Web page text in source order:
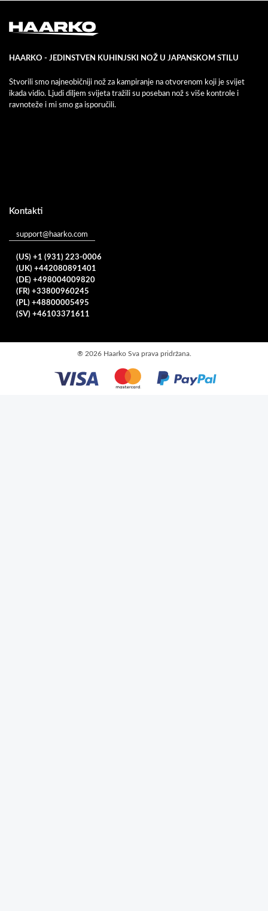
HAARKO - JEDINSTVEN KUHINJSKI NOŽ U JAPANSKOM STILU
Stvorili smo najneobičniji nož za kampiranje na otvorenom koji je svijet
ikada vidio. Ljudi diljem svijeta tražili su poseban nož s više kontrole i
ravnoteže i mi smo ga isporučili.
Kontakti
support@haarko.com
(US) +1 (931) 223-0006
(UK) +442080891401
(DE) +498004009820
(FR) +33800960245
(PL) +48800005495
(SV) +46103371611
® 2026 Haarko Sva prava pridržana.